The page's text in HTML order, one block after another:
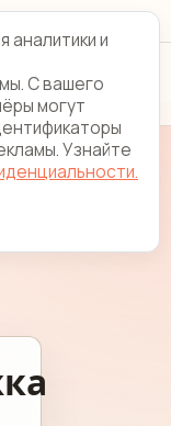
аналитики и
С вашего
могут
Узнайте